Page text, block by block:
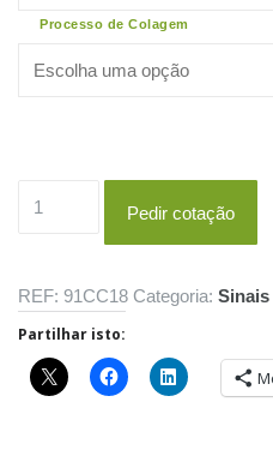
Processo de Colagem
Pedir cotação
REF: 91CC18 Categoria:
Partilhar isto: